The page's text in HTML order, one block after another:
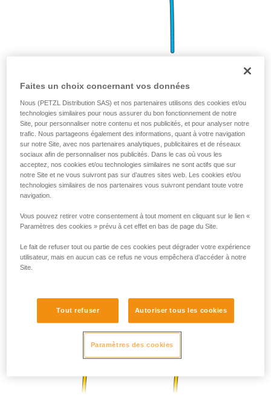
Nœud de Bunny(pour équilibrer les amarrages)
Faites un choix concernant vos données
Nous (PETZL Distribution SAS) et nos partenaires utilisons des cookies et/ou
technologies similaires pour nous assurer du bon fonctionnement de notre
Site, pour personnaliser notre contenu et nos publicités, et pour analyser notre
trafic. Nous partageons également des informations, quant à votre navigation
sur notre Site, avec nos partenaires analytiques, publicitaires et de réseaux
sociaux afin de personnaliser nos publicités. Dans le cas où vous les
acceptez, nos cookies et/ou technologies similaires ne sont actifs que sur
notre Site et ne vous suivront pas sur d’autres sites web. Les cookies et/ou
technologies similaires de nos partenaires vous suivront pendant toute votre
navigation.
Vous pouvez retirer votre consentement à tout moment en cliquant sur le lien «
Paramètres des cookies » prévu à cet effet en bas de page du Site.
Le fait de refuser tout ou partie de ces cookies peut dégrader votre expérience
utilisateur, mais en aucun cas ce refus ne vous empêchera d’accéder à notre
Site.
Tout refuser Autoriser tous les cookies
Paramètres des cookies